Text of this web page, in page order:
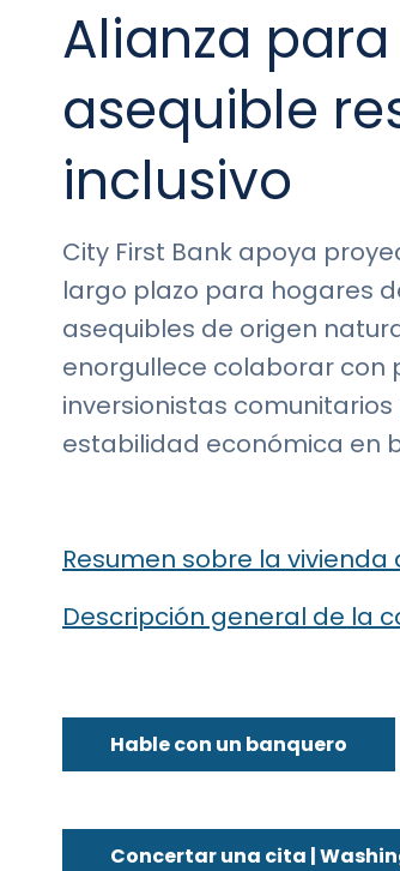
Alianza
asequible
inclusivo
City First Bank apoya
largo plazo para hogares
asequibles de origen
enorgullece colaborar con
inversionistas
estabilidad económica en
Resumen sobre la vivienda
Descripción general de la
Hable con un banquero
Concertar una cita |